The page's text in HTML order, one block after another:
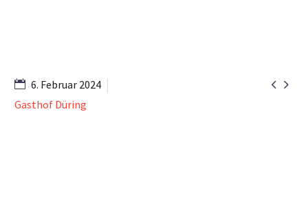
 
6. Februar 2024
Gasthof Düring